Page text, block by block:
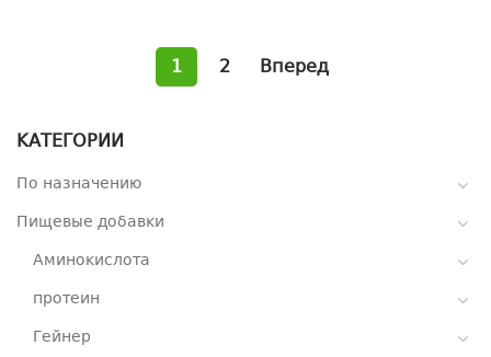
КАТЕГОРИИ
По назначению
Пищевые добавки
Аминокислота
протеин
Гейнер
1 2 Вперед